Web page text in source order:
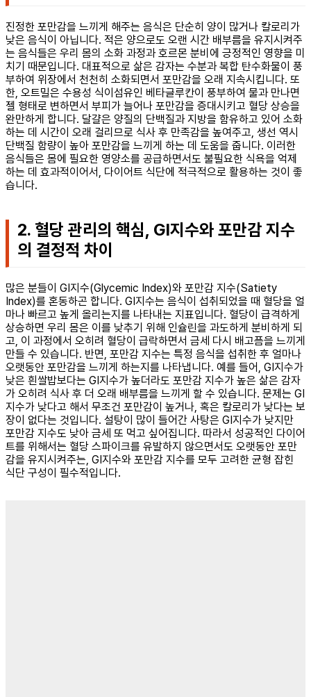
진정한 포만감을 느끼게 해주는 음식은 단순히 양이 많거나 칼로리가
낮은 음식이 아닙니다. 적은 양으로도 오랜 시간 배부름을 유지시켜주
는 음식들은 우리 몸의 소화 과정과 호르몬 분비에 긍정적인 영향을 미
치기 때문입니다. 대표적으로 삶은 감자는 수분과 복합 탄수화물이 풍
부하여 위장에서 천천히 소화되면서 포만감을 오래 지속시킵니다. 또
한, 오트밀은 수용성 식이섬유인 베타글루칸이 풍부하여 물과 만나면
젤 형태로 변하면서 부피가 늘어나 포만감을 증대시키고 혈당 상승을
완만하게 합니다. 달걀은 양질의 단백질과 지방을 함유하고 있어 소화
하는 데 시간이 오래 걸리므로 식사 후 만족감을 높여주고, 생선 역시
단백질 함량이 높아 포만감을 느끼게 하는 데 도움을 줍니다. 이러한
음식들은 몸에 필요한 영양소를 공급하면서도 불필요한 식욕을 억제
하는 데 효과적이어서, 다이어트 식단에 적극적으로 활용하는 것이 좋
습니다.
2. 혈당 관리의 핵심, GI지수와 포만감 지수
의 결정적 차이
많은 분들이 GI지수(Glycemic Index)와 포만감 지수(Satiety
Index)를 혼동하곤 합니다. GI지수는 음식이 섭취되었을 때 혈당을 얼
마나 빠르고 높게 올리는지를 나타내는 지표입니다. 혈당이 급격하게
상승하면 우리 몸은 이를 낮추기 위해 인슐린을 과도하게 분비하게 되
고, 이 과정에서 오히려 혈당이 급락하면서 금세 다시 배고픔을 느끼게
만들 수 있습니다. 반면, 포만감 지수는 특정 음식을 섭취한 후 얼마나
오랫동안 포만감을 느끼게 하는지를 나타냅니다. 예를 들어, GI지수가
낮은 흰쌀밥보다는 GI지수가 높더라도 포만감 지수가 높은 삶은 감자
가 오히려 식사 후 더 오래 배부름을 느끼게 할 수 있습니다. 문제는 GI
지수가 낮다고 해서 무조건 포만감이 높거나, 혹은 칼로리가 낮다는 보
장이 없다는 것입니다. 설탕이 많이 들어간 사탕은 GI지수가 낮지만
포만감 지수도 낮아 금세 또 먹고 싶어집니다. 따라서 성공적인 다이어
트를 위해서는 혈당 스파이크를 유발하지 않으면서도 오랫동안 포만
감을 유지시켜주는, GI지수와 포만감 지수를 모두 고려한 균형 잡힌
식단 구성이 필수적입니다.